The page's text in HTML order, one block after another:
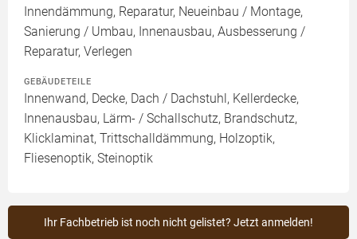
Innendämmung, Reparatur, Neueinbau / Montage,
Sanierung / Umbau, Innenausbau, Ausbesserung /
Reparatur, Verlegen
GEBÄUDETEILE
Innenwand, Decke, Dach / Dachstuhl, Kellerdecke,
Innenausbau, Lärm- / Schallschutz, Brandschutz,
Klicklaminat, Trittschalldämmung, Holzoptik,
Fliesenoptik, Steinoptik
Ihr Fachbetrieb ist noch nicht gelistet? Jetzt anmelden!